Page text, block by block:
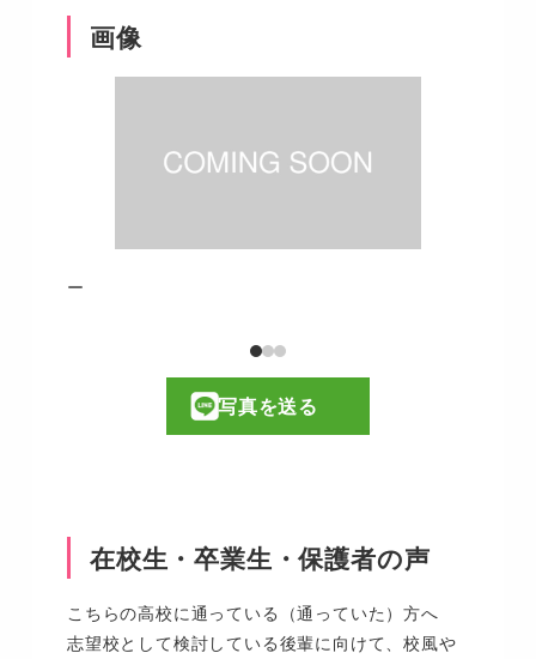
画像
ー
写真を送る
在校生・卒業生・保護者の声
こちらの高校に通っている（通っていた）方へ
志望校として検討している後輩に向けて、校風や